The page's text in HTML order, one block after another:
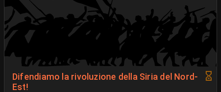
Difendiamo la rivoluzione della Siria del Nord-
Est!